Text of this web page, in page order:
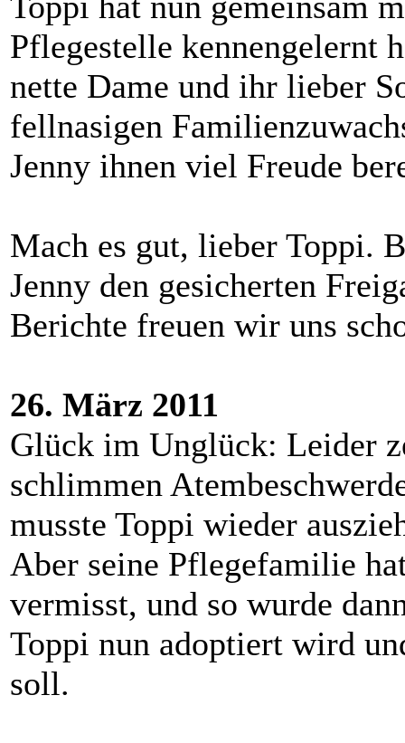
Pflegestelle kennengelernt
nette Dame und ihr lieber
fellnasigen
Jenny ihnen viel Freude
Mach es gut, lieber Toppi.
Jenny den gesicherten
Berichte freuen wir uns
26. März 2011
Glück im Unglück: Leider
schlimmen
musste Toppi wieder
Aber seine Pflegefamilie
vermisst, und so wurde
Toppi nun adoptiert wird
soll.